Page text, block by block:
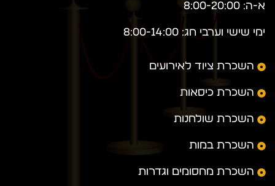
א-ה: 8:00-20:00
ימי שישי וערבי חג: 8:00-14:00
השכרת ציוד לאירועים
השכרת כיסאות
השכרת שולחנות
השכרת במות
השכרת מחסומים וגדרות